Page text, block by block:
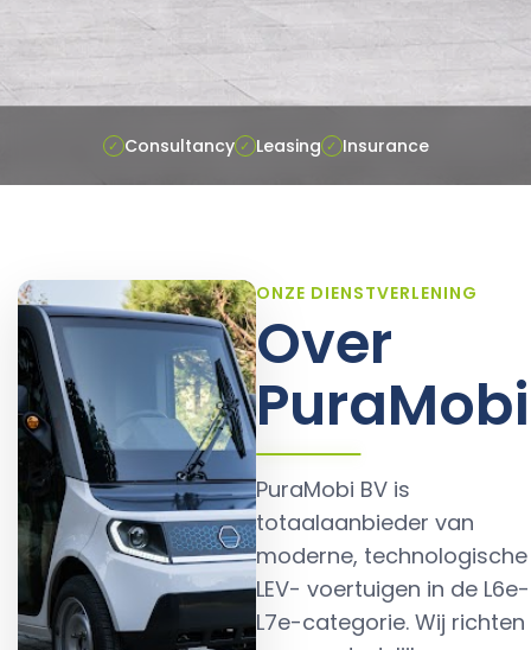
✓ Consultancy ✓ Leasing ✓ Insurance
ONZE DIENSTVERLENING
Over
PuraMobi
PuraMobi BV is
totaalaanbieder van
moderne, technologische
LEV- voertuigen in de
L7e-categorie. Wij richten